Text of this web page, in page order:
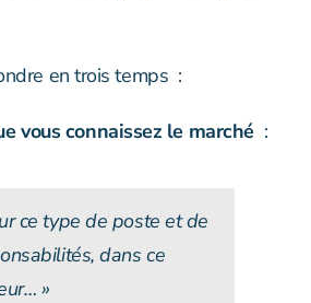
en trois temps :
vous connaissez le marché:
ce type de poste et de
dans ce
»